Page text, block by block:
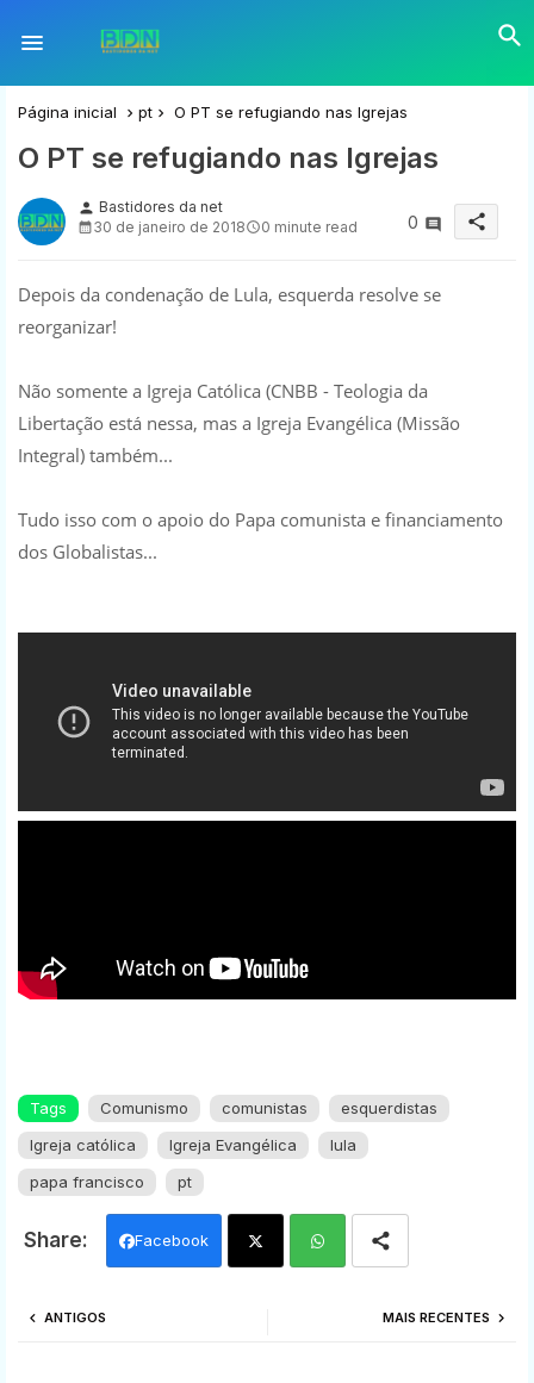
Página inicial pt O PT se refugiando nas Igrejas
O PT se refugiando nas Igrejas
person Bastidores da net
30 de janeiro de 2018
0 minute read 0 share
Depois da condenação de Lula, esquerda resolve se
reorganizar!
Não somente a Igreja Católica (CNBB - Teologia da
Libertação está nessa, mas a Igreja Evangélica (Missão
Integral) também...
Tudo isso com o apoio do Papa comunista e financiamento
dos Globalistas...
Tags Comunismo comunistas
esquerdistas
Igreja católica
Igreja Evangélica
lula
papa francisco
pt
Facebook
MAIS RECENTES
ANTIGOS